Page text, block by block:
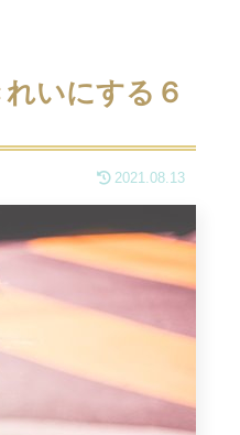
いにする６
2021.08.13